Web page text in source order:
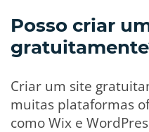
Posso criar
Criar um site
muitas plataformas
como Wix e